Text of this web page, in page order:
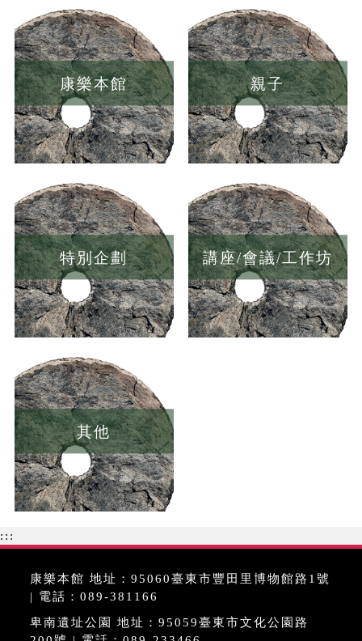
康樂本館 親子
特別企劃 講座/會議/工作坊
其他
:::
康樂本館 地址：95060臺東市豐田里博物館路1號
| 電話：089-381166
卑南遺址公園 地址：95059臺東市文化公園路